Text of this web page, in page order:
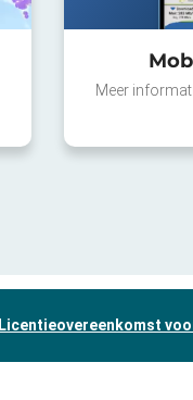
Meer
Licentieovereenkomst